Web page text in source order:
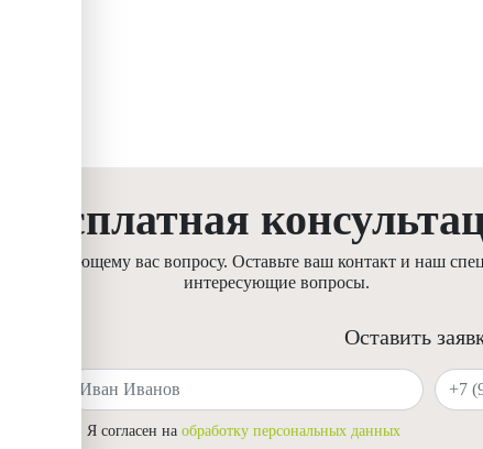
Бесплатная
вас вопросу. Оставьте ваш контакт и наш
интересующие вопросы.
Оставить
Ваше имя Ваш
Я согласен наобработку персональных данных